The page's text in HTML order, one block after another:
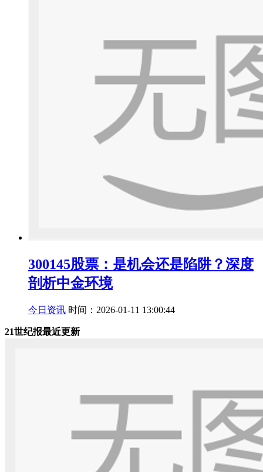
300145股票：是机会还是陷阱？深度
剖析中金环境
今日资讯 时间：2026-01-11 13:00:44
21世纪报最近更新